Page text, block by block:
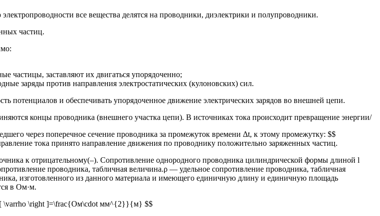
все вещества делятся на проводники, диэлектрики и полупроводники.
частиц.
частицы, заставляют их двигаться упорядоченно;
заряды против направления электростатических (кулоновских) сил.
потенциалов и обеспечивать упорядоченное движение электрических зарядов во внешней цепи.
концы проводника (внешнего участка цепи). В источниках тока происходит превращение энергии/
через поперечное сечение проводника за промежуток времени Δt, к этому промежутку: $$
тока принято направление движения по проводнику положительно заряженных частиц.
к отрицательному(–). Сопротивление однородного проводника цилиндрической формы длиной l
проводника, табличная величина.ρ — удельное сопротивление проводника, табличная
изготовленного из данного материала и имеющего единичную длину и единичную площадь
в Ом·м.
[ \varrho \right ]=\frac{Oм\cdot мм^{2}}{м} $$